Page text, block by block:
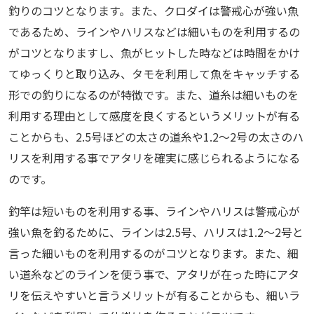
釣りのコツとなります。また、クロダイは警戒心が強い魚
であるため、ラインやハリスなどは細いものを利用するの
がコツとなりますし、魚がヒットした時などは時間をかけ
てゆっくりと取り込み、タモを利用して魚をキャッチする
形での釣りになるのが特徴です。また、道糸は細いものを
利用する理由として感度を良くするというメリットが有る
ことからも、2.5号ほどの太さの道糸や1.2～2号の太さのハ
リスを利用する事でアタリを確実に感じられるようになる
のです。
釣竿は短いものを利用する事、ラインやハリスは警戒心が
強い魚を釣るために、ラインは2.5号、ハリスは1.2～2号と
言った細いものを利用するのがコツとなります。また、細
い道糸などのラインを使う事で、アタリが在った時にアタ
リを伝えやすいと言うメリットが有ることからも、細いラ